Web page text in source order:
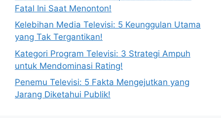
Fatal Ini Saat Menonton!
Kelebihan Media Televisi: 5 Keunggulan Utama
yang Tak Tergantikan!
Kategori Program Televisi: 3 Strategi Ampuh
untuk Mendominasi Rating!
Penemu Televisi: 5 Fakta Mengejutkan yang
Jarang Diketahui Publik!